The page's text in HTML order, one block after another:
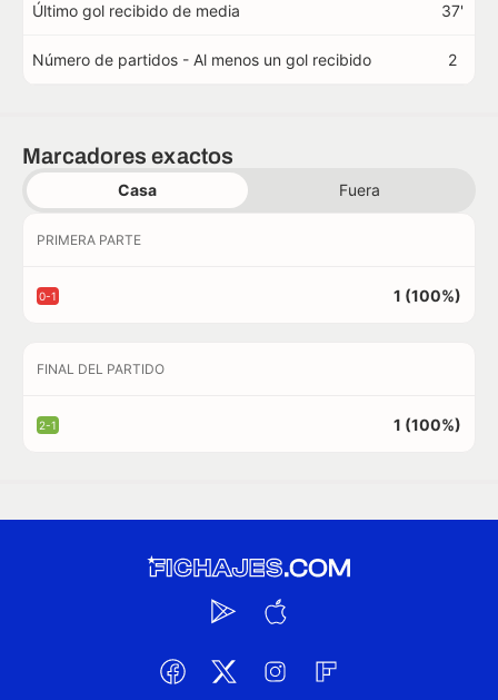
Último gol recibido de media 37'
Número de partidos - Al menos un gol recibido 2
Marcadores exactos
Casa Fuera
PRIMERA PARTE
0-1 1 (100%)
FINAL DEL PARTIDO
2-1 1 (100%)